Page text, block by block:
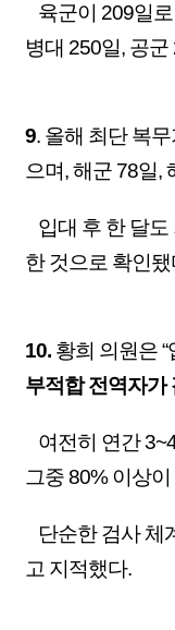
육군이 209일
병대 250일, 공
9. 올해 최단 복
으며, 해군 78일,
입대 후 한 달도
한 것으로 확인됐
10.황희 의원은 “
부적합 전역자가
여전히 연간
그중 80% 이상
단순한 검사 체
고 지적했다.